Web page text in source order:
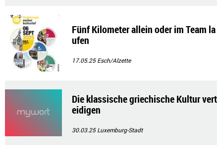
Fünf Kilometer allein oder im Team la
ufen
17.05.25Esch/Alzette
Die klassische griechische Kultur vert
eidigen
30.03.25Luxemburg-Stadt